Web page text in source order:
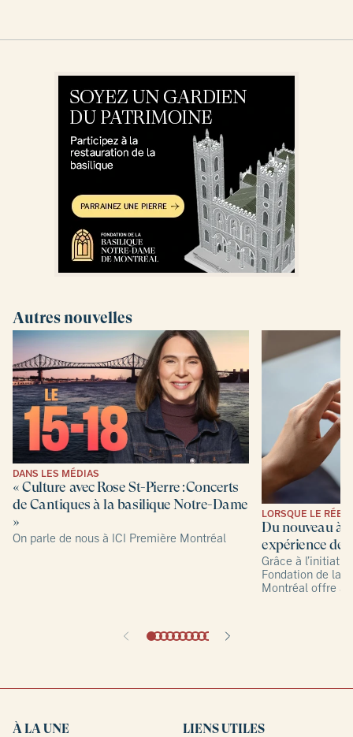
1/52
Autres nouvelles
DANS LES MÉDIAS
« Culture avec Rose St-Pierre : Concerts
de Cantiques à la basilique Notre-Dame
»
On parle de nous à ICI Première Montréal
LORSQUE LE RÉEL
Du nouveau à
expérience de
Grâce à
Fondation de la
Montréal offre
À LA UNE LIENS UTILES